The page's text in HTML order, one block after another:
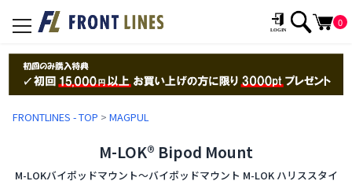
toggle
navigation
0
FRONTLINES - TOP > MAGPUL
M-LOK® Bipod Mount
M-LOKバイポッドマウント〜バイポッドマウント M-LOK ハリススタイ